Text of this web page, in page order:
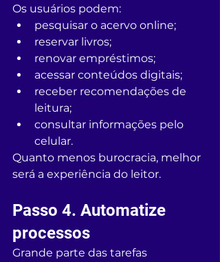
Os usuários podem:
pesquisar o acervo online;
reservar livros;
renovar empréstimos;
acessar conteúdos digitais;
receber recomendações de
leitura;
consultar informações pelo
celular.
Quanto menos burocracia, melhor
será a experiência do leitor.
Passo 4. Automatize
processos
Grande parte das tarefas